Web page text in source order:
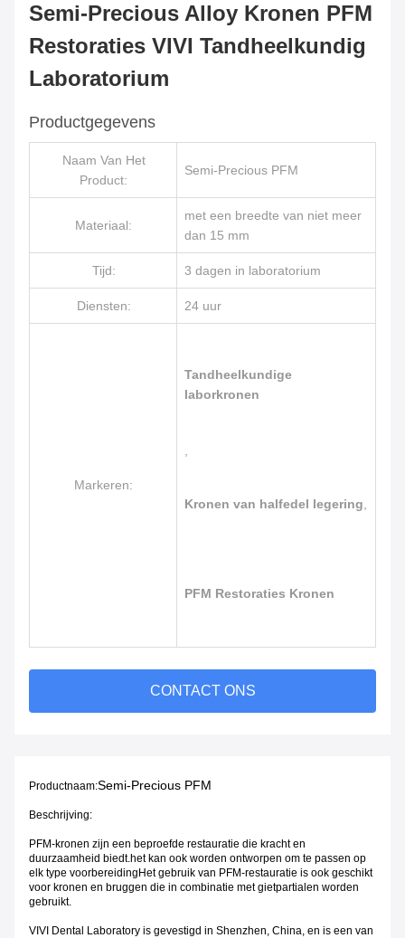
Semi-Precious Alloy Kronen PFM
Restoraties VIVI Tandheelkundig
Laboratorium
Productgegevens
Naam Van Het
Product:
Semi-Precious PFM
Materiaal:
met een breedte van niet meer
dan 15 mm
Tijd: 3 dagen in laboratorium
Diensten: 24 uur
Markeren:
Tandheelkundige
laborkronen
Kronen van halfedel legering
PFM Restoraties Kronen
CONTACT ONS
Productnaam:Semi-Precious PFM
Beschrijving:
PFM-kronen zijn een beproefde restauratie die kracht en
duurzaamheid biedt.het kan ook worden ontworpen om te passen op
elk type voorbereidingHet gebruik van PFM-restauratie is ook geschikt
voor kronen en bruggen die in combinatie met gietpartialen worden
gebruikt.
VIVI Dental Laboratory is gevestigd in Shenzhen, China, en is een van